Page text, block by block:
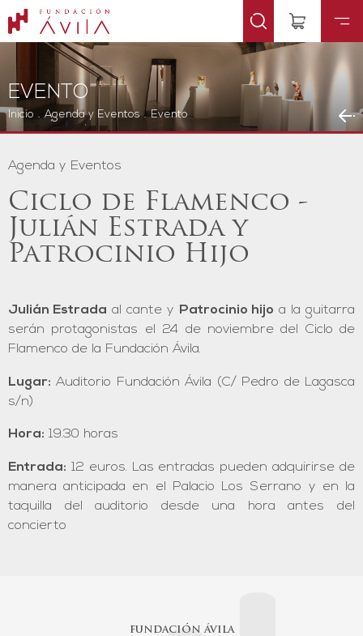
EVENTO
Inicio . Agenda y Eventos . Evento
Agenda y Eventos
Ciclo de Flamenco -
Julián Estrada y
Patrocinio Hijo
Julián Estrada al cante y Patrocinio hijo a la guitarra
serán protagonistas el 24 de noviembre del Ciclo de
Flamenco de la Fundación Ávila.
Lugar: Auditorio Fundación Ávila (C/ Pedro de Lagasca
s/n)
Hora: 19.30 horas
Entrada: 12 euros. Las entradas pueden adquirirse de
manera anticipada en el Palacio Los Serrano y en la
taquilla del auditorio desde una hora antes del
concierto
FUNDACIÓN ÁVILA